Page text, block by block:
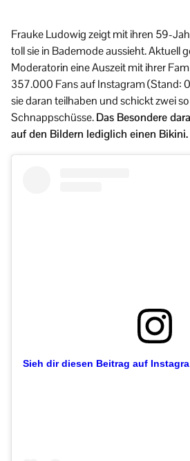
Frauke Ludowig zeigt mit ihren 59-
toll sie in Bademode aussieht. Aktuell
Moderatorin eine Auszeit mit ihrer
357.000 Fans auf Instagram (Stand:
sie daran teilhaben und schickt zwei
Schnappschüsse.Das Besondere
auf den Bildern lediglich einen Bikini.
Sieh dir diesen Beitrag auf